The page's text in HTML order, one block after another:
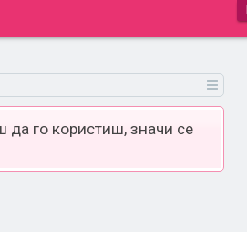
да го користиш, значи се